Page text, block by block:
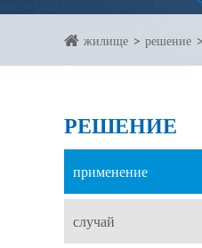
жилище решение
РЕШЕНИЕ
применение
случай